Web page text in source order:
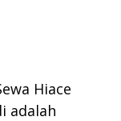
Hiace
adalah